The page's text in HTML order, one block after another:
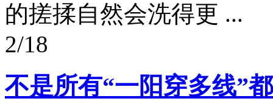
的搓揉自然会洗得更 ...
2/18
不是所有“一阳穿多线”